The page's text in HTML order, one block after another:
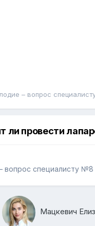
– вопрос
ли провести
вопрос специалисту №8
Мацкевич